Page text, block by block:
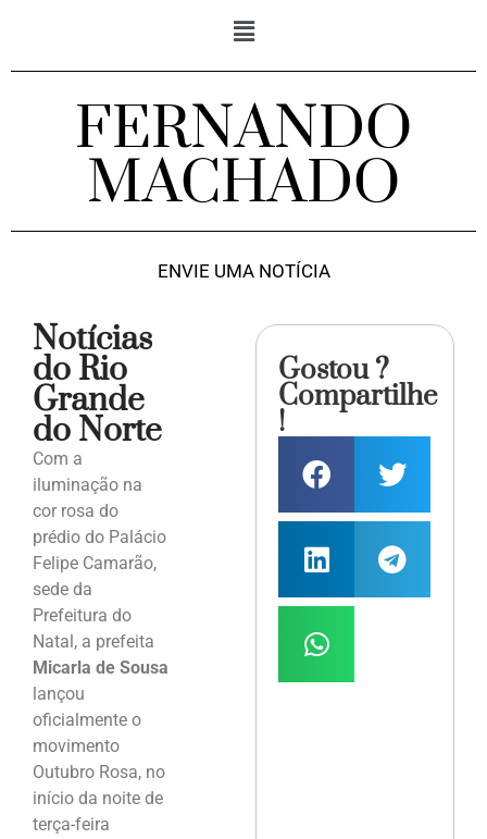
FERNANDO
MACHADO
ENVIE UMA NOTÍCIA
Notícias
do Rio
Grande
do Norte
Com a
iluminação na
cor rosa do
prédio do Palácio
Felipe Camarão,
sede da
Prefeitura do
Natal, a prefeita
Micarla de Sousa
lançou
oficialmente o
movimento
Outubro Rosa, no
início da noite de
terça-feira
Gostou ?
Compartilhe
!